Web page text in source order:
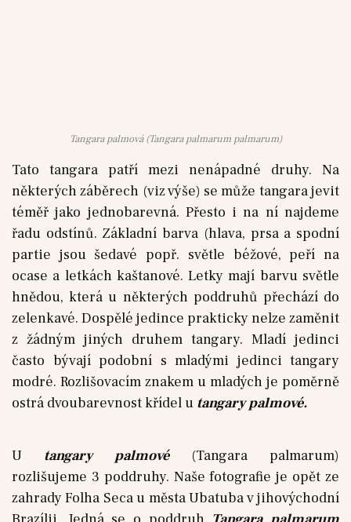
Tangara palmová (Tangara palmarum palmarum)
Tato tangara patří mezi nenápadné druhy. Na
některých záběrech (viz výše) se může tangara jevit
téměř jako jednobarevná. Přesto i na ní najdeme
řadu odstínů. Základní barva (hlava, prsa a spodní
partie jsou šedavé popř. světle béžové, peří na
ocase a letkách kaštanové. Letky mají barvu světle
hnědou, která u některých poddruhů přechází do
zelenkavé. Dospělé jedince prakticky nelze zaměnit
z žádným jiných druhem tangary. Mladí jedinci
často bývají podobní s mladými jedinci tangary
modré. Rozlišovacím znakem u mladých je poměrně
ostrá dvoubarevnost křídel u tangary palmové.
U tangary palmové(Tangara palmarum)
rozlišujeme 3 poddruhy. Naše fotografie je opět ze
zahrady Folha Seca u města Ubatuba v jihovýchodní